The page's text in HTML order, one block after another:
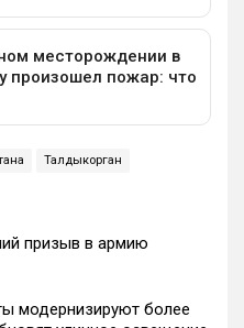
Талдыкорган
призыв в армию
модернизируют более